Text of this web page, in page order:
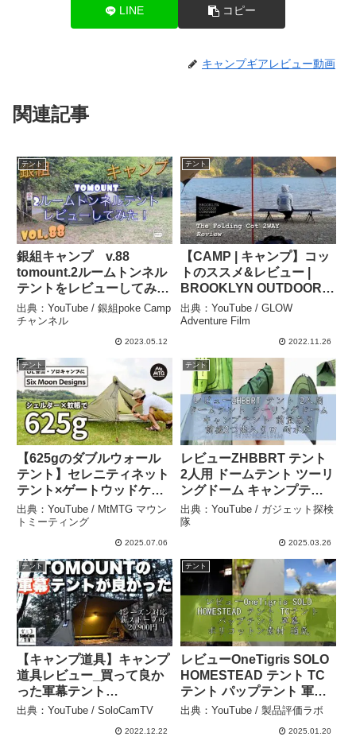
LINE コピー
キャンプギアレビュー動画
関連記事
テント
銀組キャンプ v.88
tomount.2ルームトンネル
テントをレビューしてみ
た！ – 銀組poke Campチ
ャンネル
出典：YouTube / 銀組poke Camp
チャンネル
2023.05.12
テント
【CAMP | キャンプ】コッ
トのススメ&レビュー |
BROOKLYN OUTDOOR
COMPANY | The Folding
Cot 2WAY | WINTER
出典：YouTube / GLOW
Adventure Film
2022.11.26
テント
【625gのダブルウォール
テント】セレニティネット
テント×ゲートウッドケー
プをレビュー｜UL登山&ソ
ロキャンプにおすすめ！
【Six Moon Designs】 –
ング
出典：YouTube / MtMTG マウン
トミーティング
2025.07.06
テント
レビューZHBBRT テント
2人用 ドームテント ツーリ
ングドーム キャンプテン
ト 前室あり 前後2つ出入り
口 耐水圧3000mm UVカッ
ト 防水 防風 防虫 風通し
– ガジェット探検隊
出典：YouTube / ガジェット探検
隊
2025.03.26
テント
【キャンプ道具】キャンプ
道具レビュー_買って良か
った軍幕テント
_TOMOUNTの新作テント
出典：YouTube / SoloCamTV
2022.12.22
テント
レビューOneTigris SOLO
HOMESTEAD テント TC
テント パップテント 軍幕
ポリコットン素材 通気 設
ール付き グランドシート
出典：YouTube / 製品評価ラボ
2025.01.20